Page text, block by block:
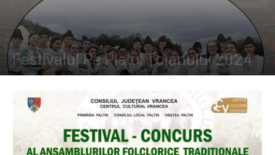
Festivalul Pe Plaiul Tojanului 2024
By Folclor Românesc - 800